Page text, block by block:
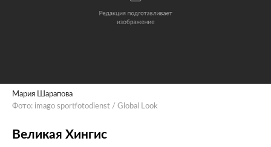
Мария Шарапова
Фото: imago sportfotodienst / Global Look
Великая Хингис